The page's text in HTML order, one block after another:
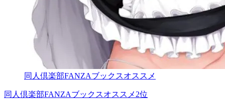
同人倶楽部FANZAブックスオススメ
同人倶楽部FANZAブックスオススメ2位